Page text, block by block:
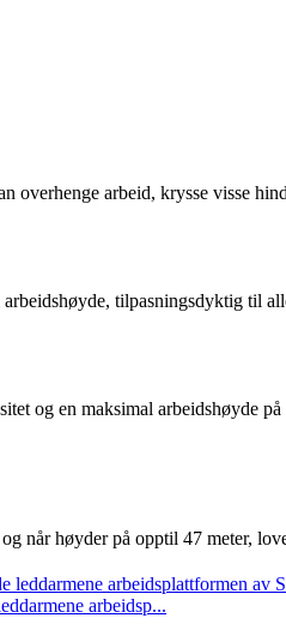
overhenge arbeid, krysse visse
tilpasningsdyktig til
og en maksimal arbeidshøyde
når høyder på opptil 47 meter,
arbeidsp...